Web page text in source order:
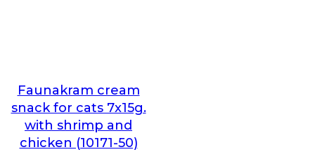
Faunakram cream
snack for cats 7x15g.
with shrimp and
chicken (10171-50)